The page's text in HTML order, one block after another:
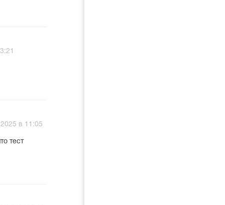
в 11:05
тест